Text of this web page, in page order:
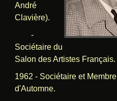
André
Clavière).
-
Sociétaire du
Salon des Artistes Français.
1962 - Sociétaire et
d'Automne.